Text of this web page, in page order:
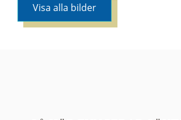
Visa alla bilder